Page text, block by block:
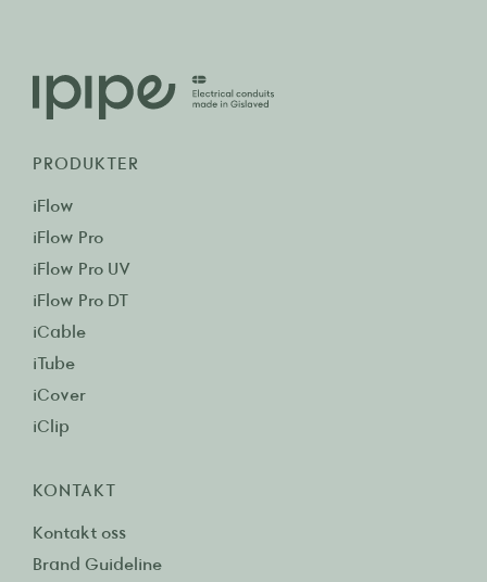
PRODUKTER
iFlow
iFlow Pro
iFlow Pro UV
iFlow Pro DT
iCable
iTube
iCover
iClip
KONTAKT
Kontakt oss
Brand Guideline